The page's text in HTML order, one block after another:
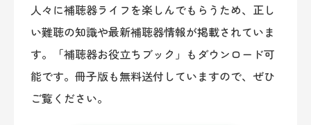
人々に補聴器ライフを楽しんでもらうため、正し
い難聴の知識や最新補聴器情報が掲載されていま
す。「補聴器お役立ちブック」もダウンロード可
能です。冊子版も無料送付していますので、ぜひ
ご覧ください。